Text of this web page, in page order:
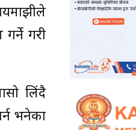
गरी
लिंदै
भनेका